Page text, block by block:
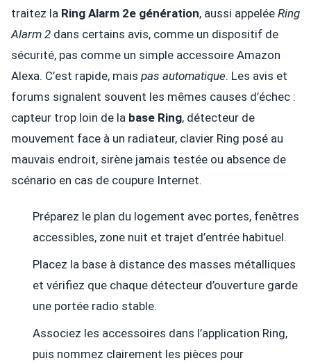
traitez la Ring Alarm 2e génération, aussi appelée Ring
Alarm 2 dans certains avis, comme un dispositif de
sécurité, pas comme un simple accessoire Amazon
Alexa. C’est rapide, mais pas automatique. Les avis et
forums signalent souvent les mêmes causes d’échec :
capteur trop loin de la base Ring, détecteur de
mouvement face à un radiateur, clavier Ring posé au
mauvais endroit, sirène jamais testée ou absence de
scénario en cas de coupure Internet.
Préparez le plan du logement avec portes, fenêtres
accessibles, zone nuit et trajet d’entrée habituel.
Placez la base à distance des masses métalliques
et vérifiez que chaque détecteur d’ouverture garde
une portée radio stable.
Associez les accessoires dans l’application Ring,
puis nommez clairement les pièces pour